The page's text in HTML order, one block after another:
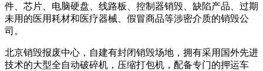
件、芯片、电脑硬盘、线路板、控制器销毁、缺陷产品、过期
未用的医用耗材和医疗器械、假冒商品等涉密介质的销毁公
司。
北京销毁报废中心，自建有封闭销毁场地，拥有采用国外先进
技术的大型全自动破碎机，压缩打包机，配备专门的押运车